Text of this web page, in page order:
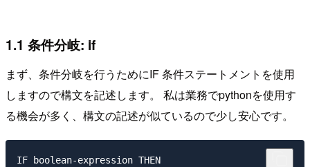
1.1 条件分岐: if
まず、条件分岐を行うためにIF 条件ステートメントを使用
しますので構文を記述します。 私は業務でpythonを使用す
る機会が多く、構文の記述が似ているので少し安心です。
IF boolean-expression THEN